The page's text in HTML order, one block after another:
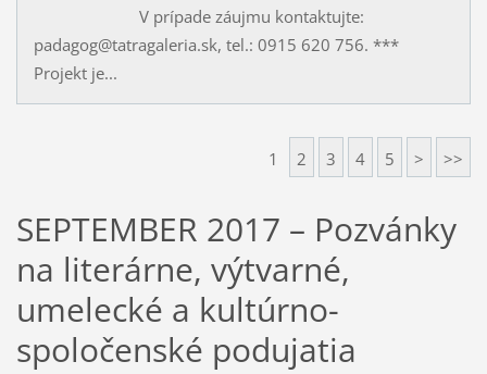
V prípade záujmu kontaktujte:
padagog@tatragaleria.sk, tel.: 0915 620 756. ***
Projekt je...
1 2 3 4 5 > >>
SEPTEMBER 2017 – Pozvánky
na literárne, výtvarné,
umelecké a kultúrno-
spoločenské podujatia